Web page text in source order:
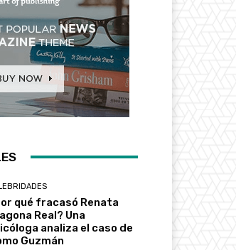
qué fracasó Renata
Real? Una
analiza el caso de
Guzmán